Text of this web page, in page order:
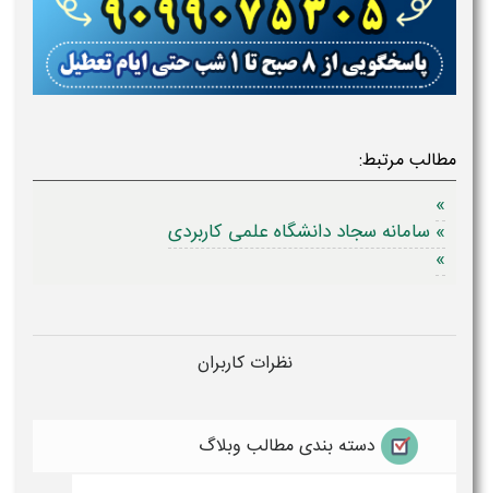
مطالب مرتبط:
»
» سامانه سجاد دانشگاه علمی کاربردی
»
نظرات کاربران
دسته بندی مطالب وبلاگ